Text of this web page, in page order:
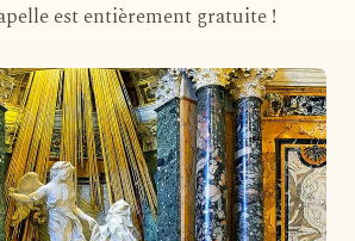
est entièrement gratuite !